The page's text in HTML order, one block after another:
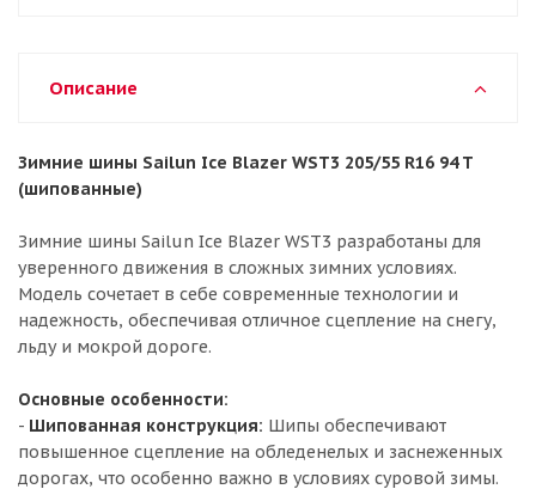
Описание
Зимние шины Sailun Ice Blazer WST3 205/55 R16 94 T
(шипованные)
Зимние шины Sailun Ice Blazer WST3 разработаны для
уверенного движения в сложных зимних условиях.
Модель сочетает в себе современные технологии и
надежность, обеспечивая отличное сцепление на снегу,
льду и мокрой дороге.
Основные особенности:
- Шипованная конструкция: Шипы обеспечивают
повышенное сцепление на обледенелых и заснеженных
дорогах, что особенно важно в условиях суровой зимы.